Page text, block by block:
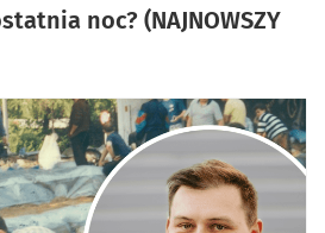
noc? (NAJNOWSZY